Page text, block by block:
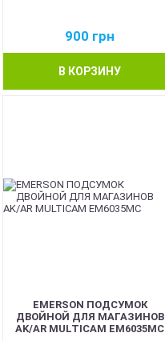
900 грн
В КОРЗИНУ
EMERSON ПОДСУМОК
ДВОЙНОЙ ДЛЯ МАГАЗИНОВ
AK/AR MULTICAM EM6035MC